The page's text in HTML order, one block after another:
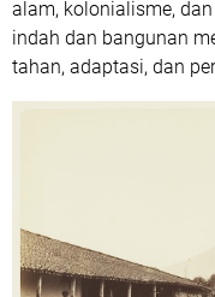
alam, kolonialisme,
indah dan bangunan
tahan, adaptasi, dan